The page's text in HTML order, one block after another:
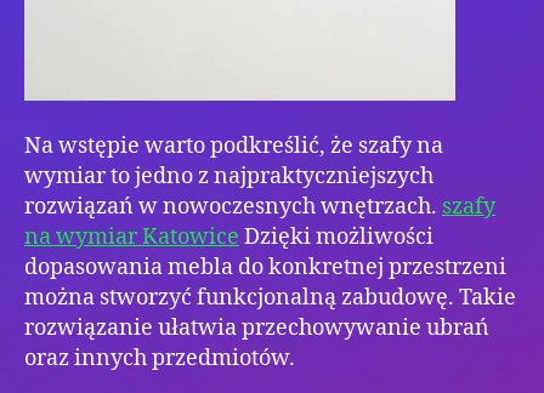
Na wstępie warto podkreślić, że szafy na
wymiar to jedno z najpraktyczniejszych
rozwiązań w nowoczesnych wnętrzach. szafy
na wymiar Katowice Dzięki możliwości
dopasowania mebla do konkretnej przestrzeni
można stworzyć funkcjonalną zabudowę. Takie
rozwiązanie ułatwia przechowywanie ubrań
oraz innych przedmiotów.